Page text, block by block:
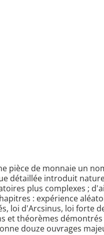
pièce de monnaie un
détaillée introduit
plus complexes ;
: expérience
loi d'Arcsinus, loi forte
théorèmes
douze ouvrages